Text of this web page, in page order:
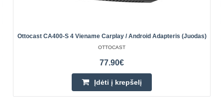
Ottocast CA400-S 4 Viename Carplay / Android Adapteris (juodas)
OTTOCAST
77.90€
Įdėti į krepšelį